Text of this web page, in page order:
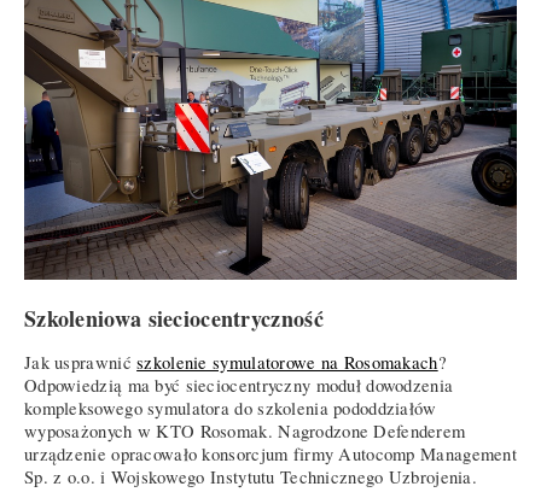
Szkoleniowa sieciocentryczność
Jak usprawnićszkolenie symulatorowe na Rosomakach?
Odpowiedzią ma być sieciocentryczny moduł dowodzenia
kompleksowego symulatora do szkolenia pododdziałów
wyposażonych w KTO Rosomak. Nagrodzone Defenderem
urządzenie opracowało konsorcjum firmy Autocomp Management
Sp. z o.o. i Wojskowego Instytutu Technicznego Uzbrojenia.